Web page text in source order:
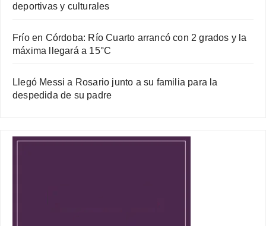
deportivas y culturales
Frío en Córdoba: Río Cuarto arrancó con 2 grados y la
máxima llegará a 15°C
Llegó Messi a Rosario junto a su familia para la
despedida de su padre